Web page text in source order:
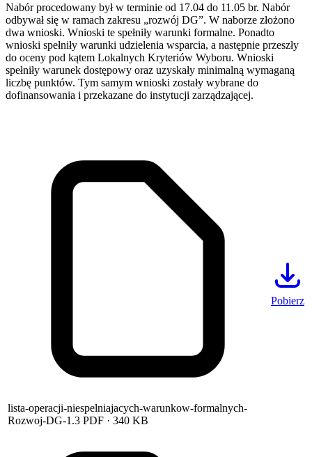
Nabór procedowany był w terminie od 17.04 do 11.05 br. Nabór
odbywał się w ramach zakresu „rozwój DG”. W naborze złożono
dwa wnioski. Wnioski te spełniły warunki formalne. Ponadto
wnioski spełniły warunki udzielenia wsparcia, a następnie przeszły
do oceny pod kątem Lokalnych Kryteriów Wyboru. Wnioski
spełniły warunek dostępowy oraz uzyskały minimalną wymaganą
liczbę punktów. Tym samym wnioski zostały wybrane do
dofinansowania i przekazane do instytucji zarządzającej.
lista-operacji-niespelniajacych-warunkow-formalnych-
Rozwoj-DG-1.3 PDF · 340 KB
Pobierz